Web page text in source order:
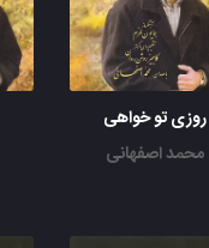
روزی تو خواهی
محمد اصفهانی